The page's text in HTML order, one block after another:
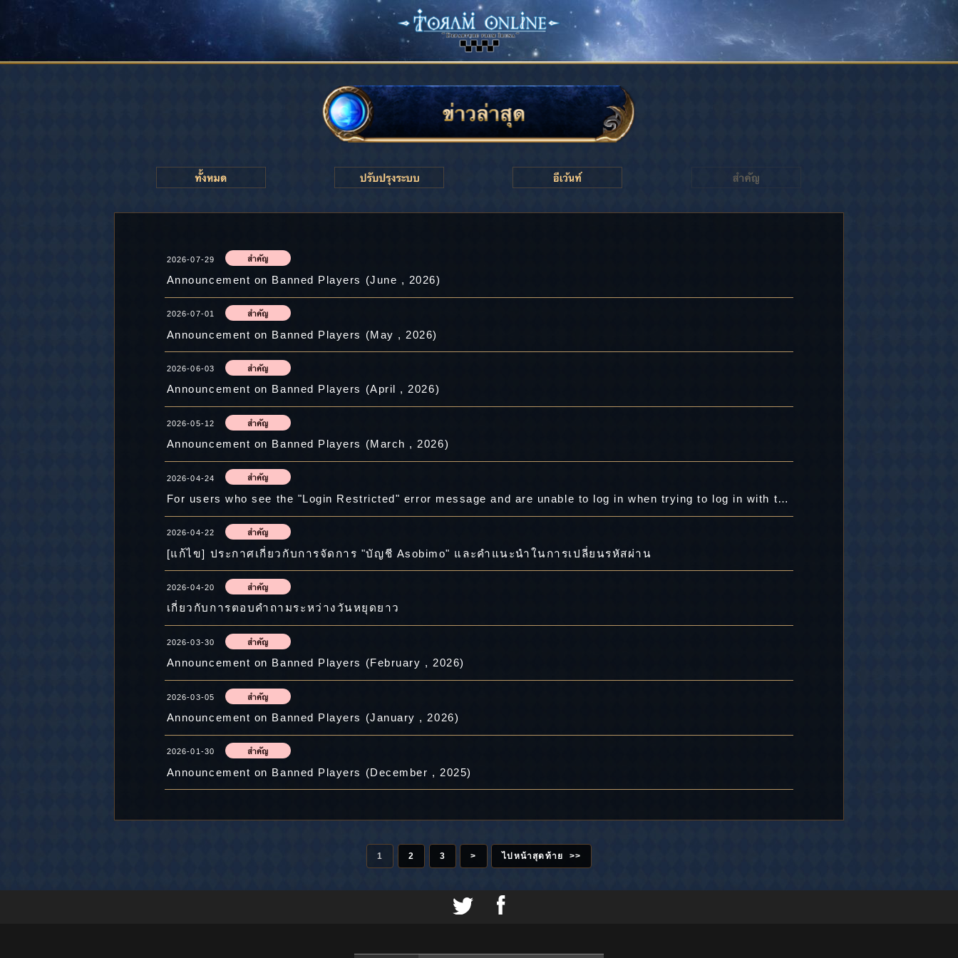
2026-07-29
Announcement on Banned Players (June , 2026)
2026-07-01
Announcement on Banned Players (May , 2026)
2026-06-03
Announcement on Banned Players (April , 2026)
2026-05-12
Announcement on Banned Players (March , 2026)
2026-04-24
For users who see the "Login Restricted" error message and are unable to log in when trying to log in with their ASOBIMO Account after Tuesday, April 21:
2026-04-22
[แก้ไข] ประกาศเกี่ยวกับการจัดการ "บัญชี Asobimo" และคำแนะนำในการเปลี่ยนรหัสผ่าน
2026-04-20
เกี่ยวกับการตอบคำถามระหว่างวันหยุดยาว
2026-03-30
Announcement on Banned Players (February , 2026)
2026-03-05
Announcement on Banned Players (January , 2026)
2026-01-30
Announcement on Banned Players (December , 2025)
1 2 3 > ไปหน้าสุดท้าย >>